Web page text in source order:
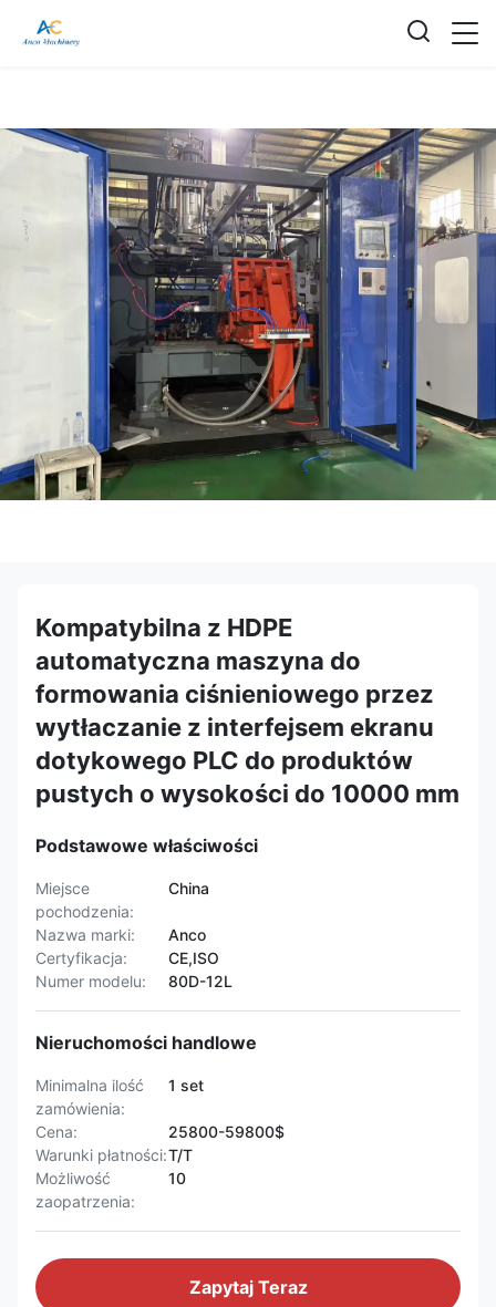
Kompatybilna z HDPE
automatyczna maszyna do
formowania ciśnieniowego przez
wytłaczanie z interfejsem ekranu
dotykowego PLC do produktów
pustych o wysokości do 10000 mm
Podstawowe właściwości
Miejsce
pochodzenia:
China
Nazwa marki:
Anco
Certyfikacja:
CE,ISO
Numer modelu:
80D-12L
Nieruchomości handlowe
Minimalna ilość
zamówienia:
1 set
Cena:
25800-59800$
Warunki płatności:T/T
Możliwość
zaopatrzenia:
10
Zapytaj Teraz